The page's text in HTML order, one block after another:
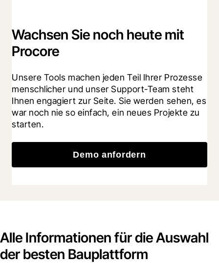
Wachsen Sie noch heute mit
Procore
Unsere Tools machen jeden Teil Ihrer Prozesse
menschlicher und unser Support-Team steht
Ihnen engagiert zur Seite. Sie werden sehen, es
war noch nie so einfach, ein neues Projekte zu
starten.
Demo anfordern
Alle Informationen für die Auswahl
der besten Bauplattform